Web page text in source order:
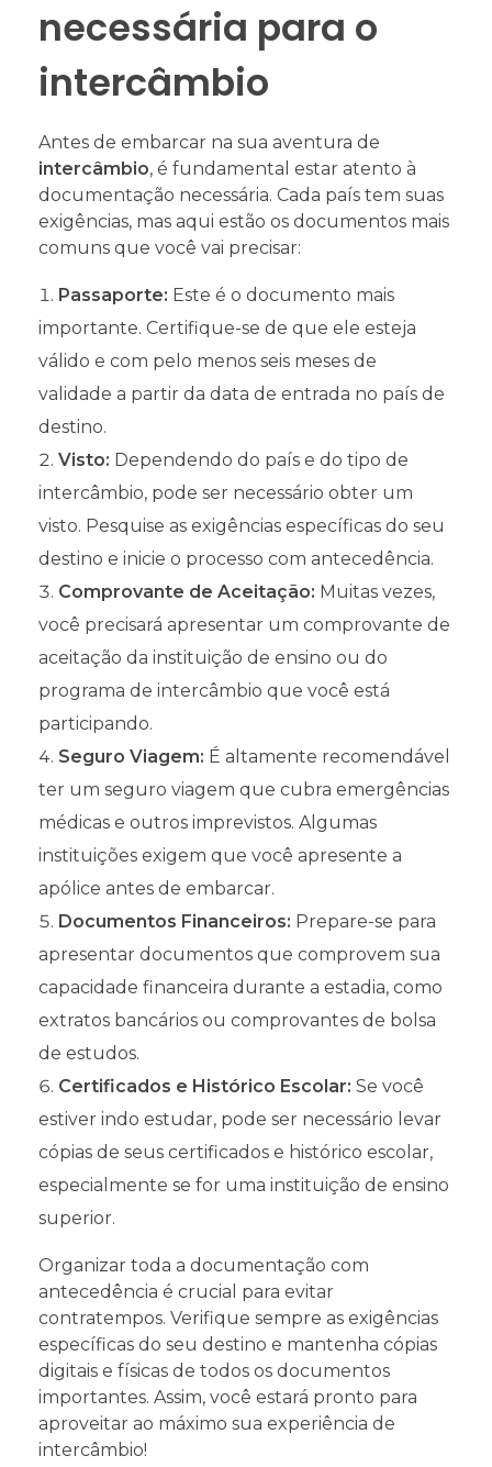
necessária para o
intercâmbio
Antes de embarcar na sua aventura de
intercâmbio, é fundamental estar atento à
documentação necessária. Cada país tem suas
exigências, mas aqui estão os documentos mais
comuns que você vai precisar:
Passaporte: Este é o documento mais
importante. Certifique-se de que ele esteja
válido e com pelo menos seis meses de
validade a partir da data de entrada no país de
destino.
Visto: Dependendo do país e do tipo de
intercâmbio, pode ser necessário obter um
visto. Pesquise as exigências específicas do seu
destino e inicie o processo com antecedência.
Comprovante de Aceitação: Muitas vezes,
você precisará apresentar um comprovante de
aceitação da instituição de ensino ou do
programa de intercâmbio que você está
participando.
Seguro Viagem: É altamente recomendável
ter um seguro viagem que cubra emergências
médicas e outros imprevistos. Algumas
instituições exigem que você apresente a
apólice antes de embarcar.
Documentos Financeiros: Prepare-se para
apresentar documentos que comprovem sua
capacidade financeira durante a estadia, como
extratos bancários ou comprovantes de bolsa
de estudos.
Certificados e Histórico Escolar: Se você
estiver indo estudar, pode ser necessário levar
cópias de seus certificados e histórico escolar,
especialmente se for uma instituição de ensino
superior.
Organizar toda a documentação com
antecedência é crucial para evitar
contratempos. Verifique sempre as exigências
específicas do seu destino e mantenha cópias
digitais e físicas de todos os documentos
importantes. Assim, você estará pronto para
aproveitar ao máximo sua experiência de
intercâmbio!